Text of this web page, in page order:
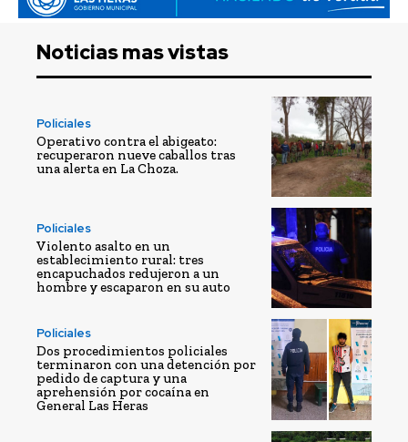
Noticias mas vistas
Policiales
Operativo contra el abigeato:
recuperaron nueve caballos tras
una alerta en La Choza.
Policiales
Violento asalto en un
establecimiento rural: tres
encapuchados redujeron a un
hombre y escaparon en su auto
Policiales
Dos procedimientos policiales
terminaron con una detención por
pedido de captura y una
aprehensión por cocaína en
General Las Heras